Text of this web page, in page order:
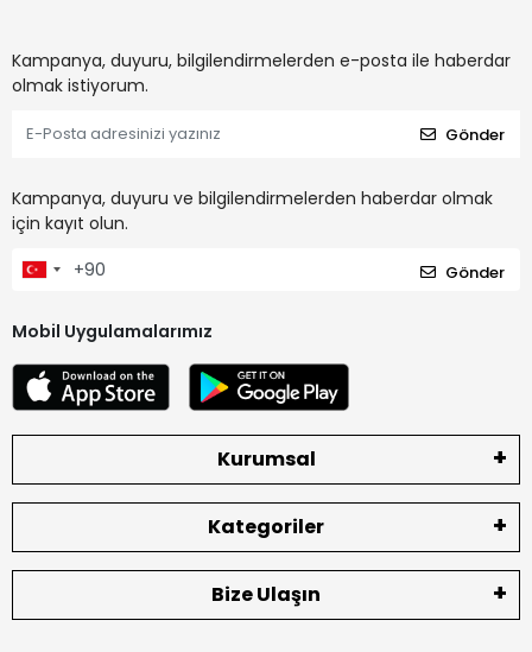
Kampanya, duyuru, bilgilendirmelerden e-posta ile haberdar
olmak istiyorum.
Gönder
Kampanya, duyuru ve bilgilendirmelerden haberdar olmak
için kayıt olun.
Gönder
Mobil Uygulamalarımız
Kurumsal
Kategoriler
Bize Ulaşın